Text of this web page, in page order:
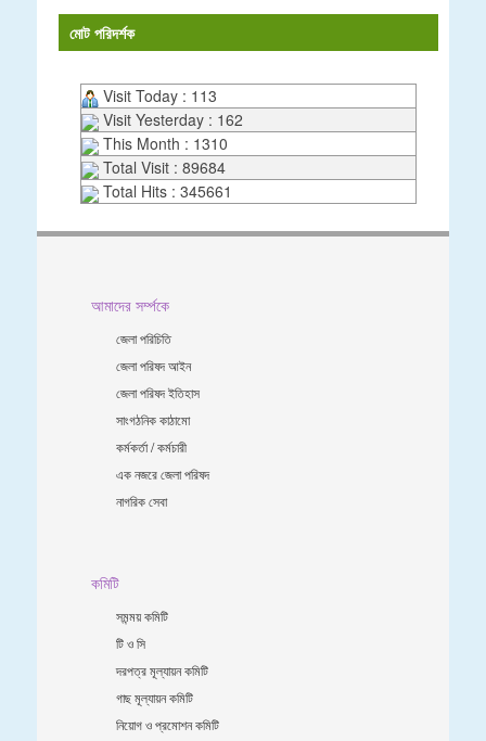
মোট পরিদর্শক
Visit Today : 113
Visit Yesterday : 162
This Month : 1310
Total Visit : 89684
Total Hits : 345661
আমাদের সর্ম্পকে
জেলা পরিচিতি
জেলা পরিষদ আইন
জেলা পরিষদ ইতিহাস
সাংগঠনিক কাঠামো
কর্মকর্তা / কর্মচারী
এক নজরে জেলা পরিষদ
নাগরিক সেবা
কমিটি
সমন্ময় কমিটি
টি ও সি
দরপত্র মূল্যায়ন কমিটি
গাছ মূল্যায়ন কমিটি
নিয়োগ ও প্রমোশন কমিটি